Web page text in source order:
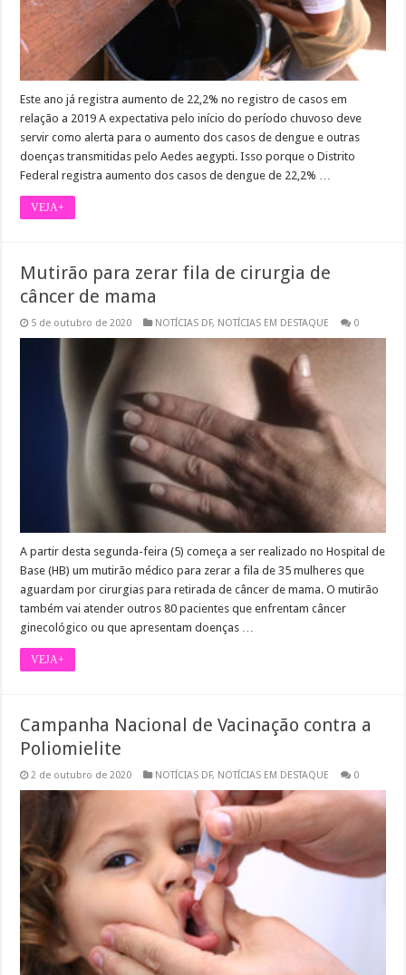
Este ano já registra aumento de 22,2% no registro de casos em
relação a 2019 A expectativa pelo início do período chuvoso deve
servir como alerta para o aumento dos casos de dengue e outras
doenças transmitidas pelo Aedes aegypti. Isso porque o Distrito
Federal registra aumento dos casos de dengue de 22,2% …
VEJA+
Mutirão para zerar fila de cirurgia de
câncer de mama
5 de outubro de 2020 NOTÍCIAS DF, NOTÍCIAS EM DESTAQUE 0
A partir desta segunda-feira (5) começa a ser realizado no Hospital de
Base (HB) um mutirão médico para zerar a fila de 35 mulheres que
aguardam por cirurgias para retirada de câncer de mama. O mutirão
também vai atender outros 80 pacientes que enfrentam câncer
ginecológico ou que apresentam doenças …
VEJA+
Campanha Nacional de Vacinação contra a
Poliomielite
2 de outubro de 2020 NOTÍCIAS DF, NOTÍCIAS EM DESTAQUE 0